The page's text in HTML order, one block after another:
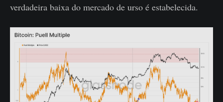
verdadeira baixa do mercado de urso é estabelecida.